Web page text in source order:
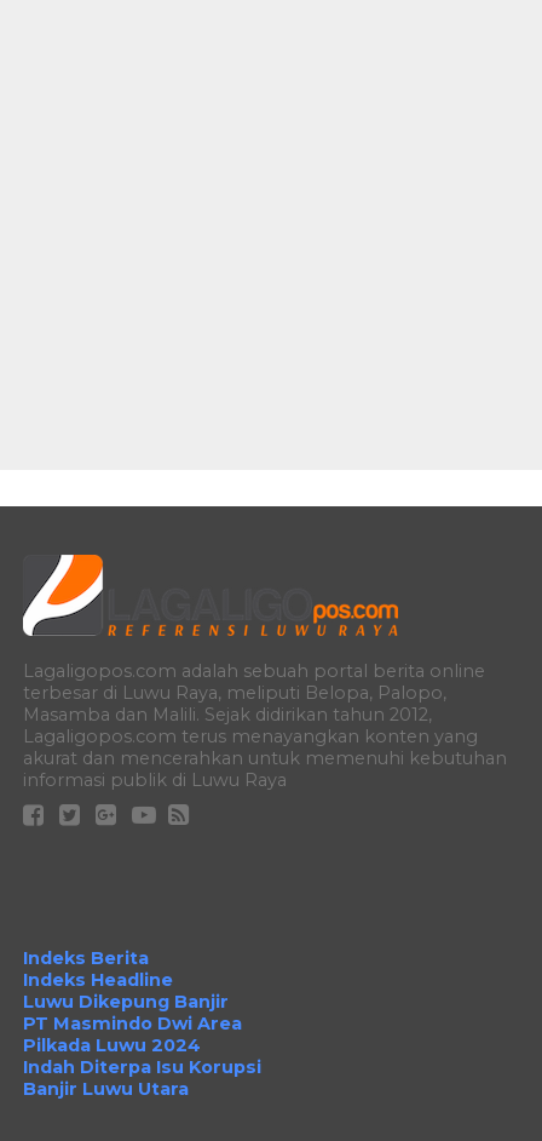
Lagaligopos.com adalah sebuah portal berita online
terbesar di Luwu Raya, meliputi Belopa, Palopo,
Masamba dan Malili. Sejak didirikan tahun 2012,
Lagaligopos.com terus menayangkan konten yang
akurat dan mencerahkan untuk memenuhi kebutuhan
informasi publik di Luwu Raya
Indeks Berita
Indeks Headline
Luwu Dikepung Banjir
PT Masmindo Dwi Area
Pilkada Luwu 2024
Indah Diterpa Isu Korupsi
Banjir Luwu Utara